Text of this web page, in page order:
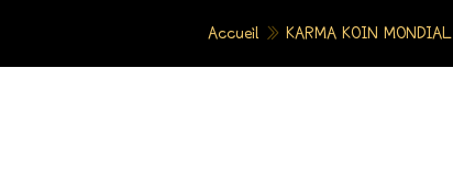
Accueil » KARMA KOIN MONDIAL